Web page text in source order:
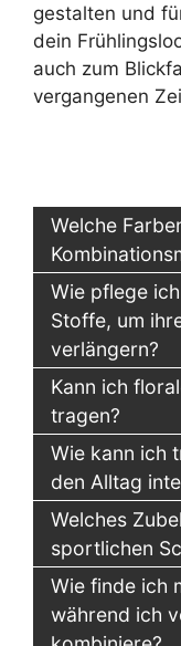
gestalten und
dein
auch zum
vergangenen
Welche
Wie pflege
Stoffe, um
verlängern?
Kann ich
tragen?
Wie kann ich
den Alltag
Welches
sportlichen
Wie finde ich
während ich